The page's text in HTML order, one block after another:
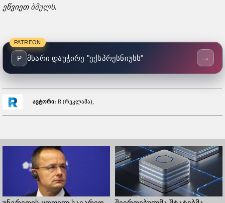
ეწვიეთ ბმულს.
PATREON
P მხარი დაუჭირე "ექსპრესნიუსს" →
ავტორი: R (რეკლამა),